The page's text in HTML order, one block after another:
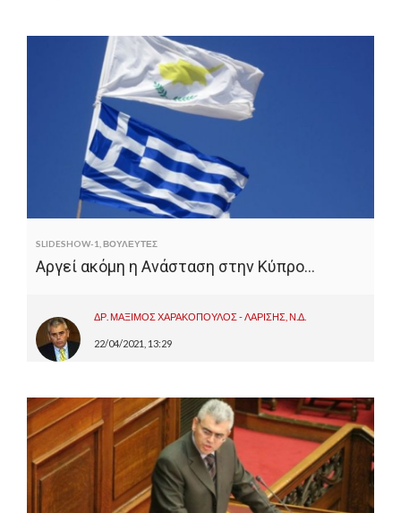
SLIDESHOW-1 ΒΟΥΛΕΥΤΕΣ
Αργεί ακόμη η Ανάσταση στην Κύπρο…
ΔΡ. ΜΑΞΙΜΟΣ ΧΑΡΑΚΟΠΟΥΛΟΣ - ΛΑΡΙΣΗΣ, Ν.Δ.
22/04/2021, 13:29